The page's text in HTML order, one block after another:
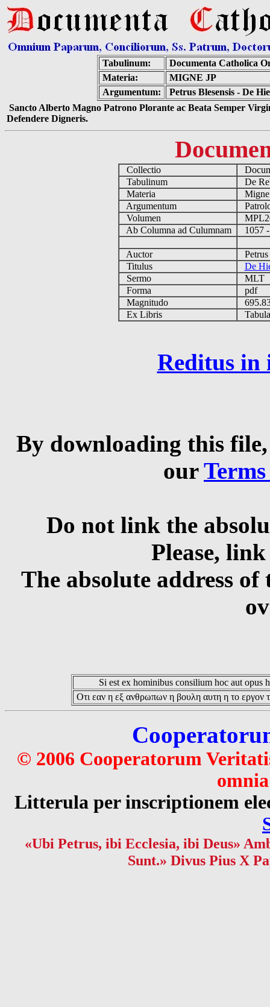
Tabulinum:
Documenta Catholica
Materia:
MIGNE JP
Argumentum:
Petrus Blesensis - De
Sancto Alberto Magno Patrono Plorante ac Beata Semper
Defendere Digneris.
Collectio
Tabulinum
De
Materia
Argumentum
Volumen
Ab Columna ad Culumnam
1057
Auctor
Titulus
De
Sermo
MLT
Forma
pdf
Magnitudo
Ex Libris
Reditus in
By downloading this
our
Do not link the
Please,
The absolute address
Si est ex hominibus consilium hoc aut opus
Οτι εαν η εξ ανθρωπων η βουλη αυτη η το εργον
© 2006 Cooperatorum
Litterula per inscriptionem
«Ubi Petrus, ibi Ecclesia, ibi Deus»
Sunt.» Divus Pius X